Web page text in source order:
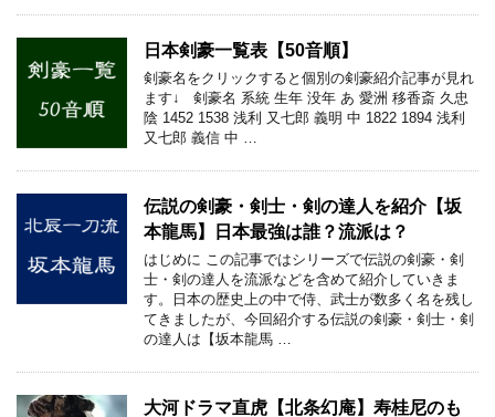
日本剣豪一覧表【50音順】
剣豪名をクリックすると個別の剣豪紹介記事が見れ
ます↓ 剣豪名 系統 生年 没年 あ 愛洲 移香斎 久忠
陰 1452 1538 浅利 又七郎 義明 中 1822 1894 浅利
又七郎 義信 中 …
伝説の剣豪・剣士・剣の達人を紹介【坂
本龍馬】日本最強は誰？流派は？
はじめに この記事ではシリーズで伝説の剣豪・剣
士・剣の達人を流派などを含めて紹介していきま
す。日本の歴史上の中で侍、武士が数多く名を残し
てきましたが、今回紹介する伝説の剣豪・剣士・剣
の達人は【坂本龍馬 …
大河ドラマ直虎【北条幻庵】寿桂尼のも